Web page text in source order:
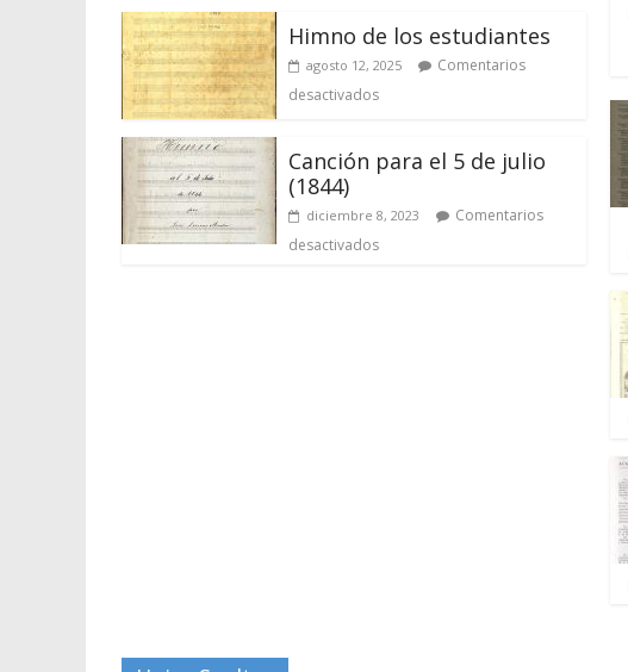
Himno de los estudiantes
agosto 12, 2025
Comentarios
desactivados
Canción para el 5 de julio
(1844)
diciembre 8, 2023
Comentarios
desactivados